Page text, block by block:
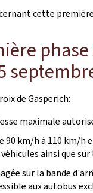
cette
de Gasperich:
maximale
90 km/h à 110 km/
ainsi que
sur la bande
aux autobus